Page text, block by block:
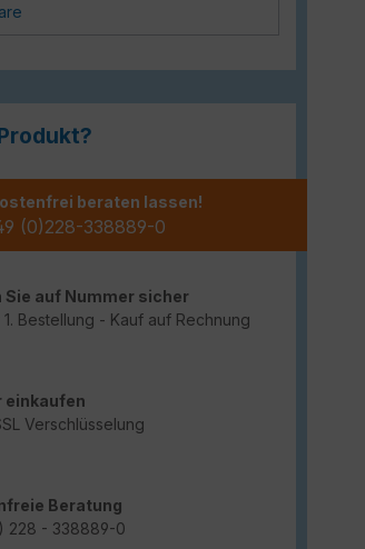
beraten lassen!
(0)228-338889-0
Sie auf Nummer sicher
Bestellung - Kauf auf Rechnung
einkaufen
Verschlüsselung
Beratung
228 - 338889-0